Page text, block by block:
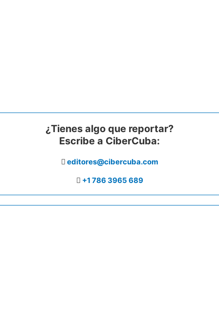
¿Tienes algo que reportar?
Escribe a CiberCuba:
editores@cibercuba.com
+1 786 3965 689